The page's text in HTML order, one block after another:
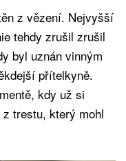
z vězení. Nejvyšší
tehdy zrušil zrušil
byl uznán vinným
přítelkyně.
kdy už si
trestu, který mohl